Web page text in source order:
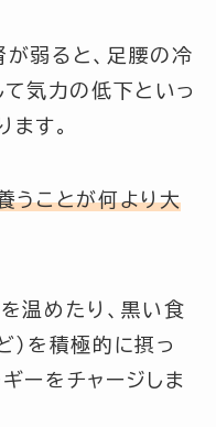
が弱ると、足腰の冷
て気力の低下といっ
す。
うことが何より大
温めたり、黒い食
）を積極的に摂っ
ーをチャージしま